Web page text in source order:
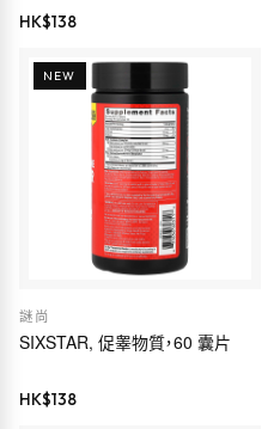
HK$138
NEW
謎尚
SIXSTAR, 促睾物質，60 囊片
HK$138